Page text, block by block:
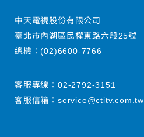
中天電視股份有限公司
臺北市內湖區民權東路六段25號
總機：(02)6600-7766
客服專線： 02-2792-3151
客服信箱： service@ctitv.com.tw